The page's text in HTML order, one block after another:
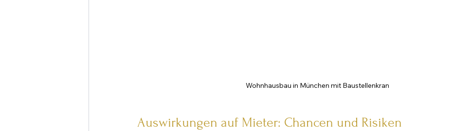
Wohnhausbau in München mit Baustellenkran
Auswirkungen auf Mieter: Chancen und Risiken